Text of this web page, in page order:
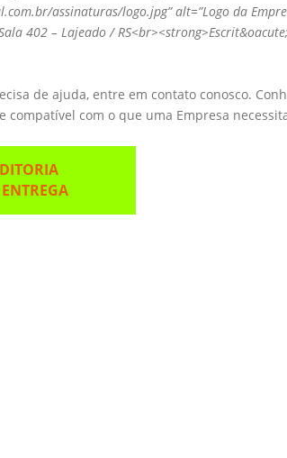
assinaturas/logo.jpg” alt=”Logo da
– Lajeado /
de ajuda, entre em contato conosco.
compatível com o que uma Empresa